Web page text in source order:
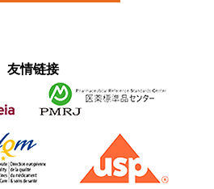
友情链接